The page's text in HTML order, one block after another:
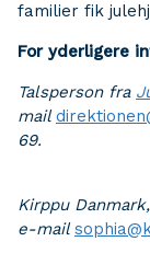
familier fik
For yderligere
Talsperson fra
mail
69.
Kirppu
e-mail